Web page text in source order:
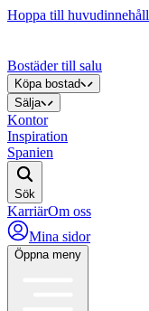
Hoppa till huvudinnehåll
Bostäder till salu
Köpa bostad
Sälja
Kontor
Inspiration
Spanien
Sök
KarriärOm oss
Mina sidor
Öppna meny